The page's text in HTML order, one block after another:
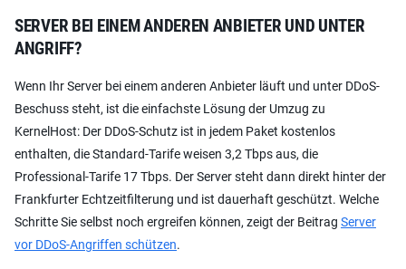
SERVER BEI EINEM ANDEREN ANBIETER UND UNTER
ANGRIFF?
Wenn Ihr Server bei einem anderen Anbieter läuft und unter DDoS-
Beschuss steht, ist die einfachste Lösung der Umzug zu
KernelHost: Der DDoS-Schutz ist in jedem Paket kostenlos
enthalten, die Standard-Tarife weisen 3,2 Tbps aus, die
Professional-Tarife 17 Tbps. Der Server steht dann direkt hinter der
Frankfurter Echtzeitfilterung und ist dauerhaft geschützt. Welche
Schritte Sie selbst noch ergreifen können, zeigt der Beitrag Server
vor DDoS-Angriffen schützen.